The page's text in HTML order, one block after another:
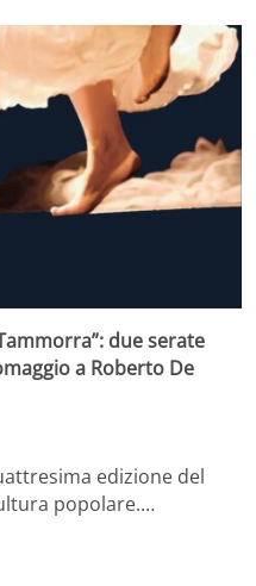
due serate
a Roberto De
edizione del
popolare.…